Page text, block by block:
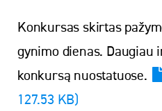
Konkursas skirtas
gynimo dienas. Daugiau
konkursą nuostatuose.
127.53 KB)